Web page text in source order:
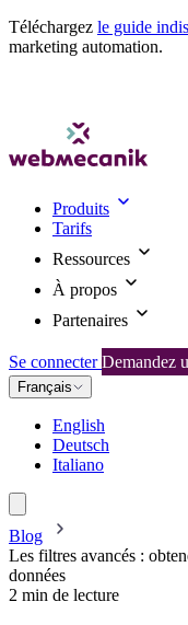
Téléchargez le guide
marketing automation.
Produits
Tarifs
Ressources
À propos
Partenaires
Se connecterDemandez
Français
English
Deutsch
Italiano
Blog
Les filtres avancés :
données
2 min de lecture